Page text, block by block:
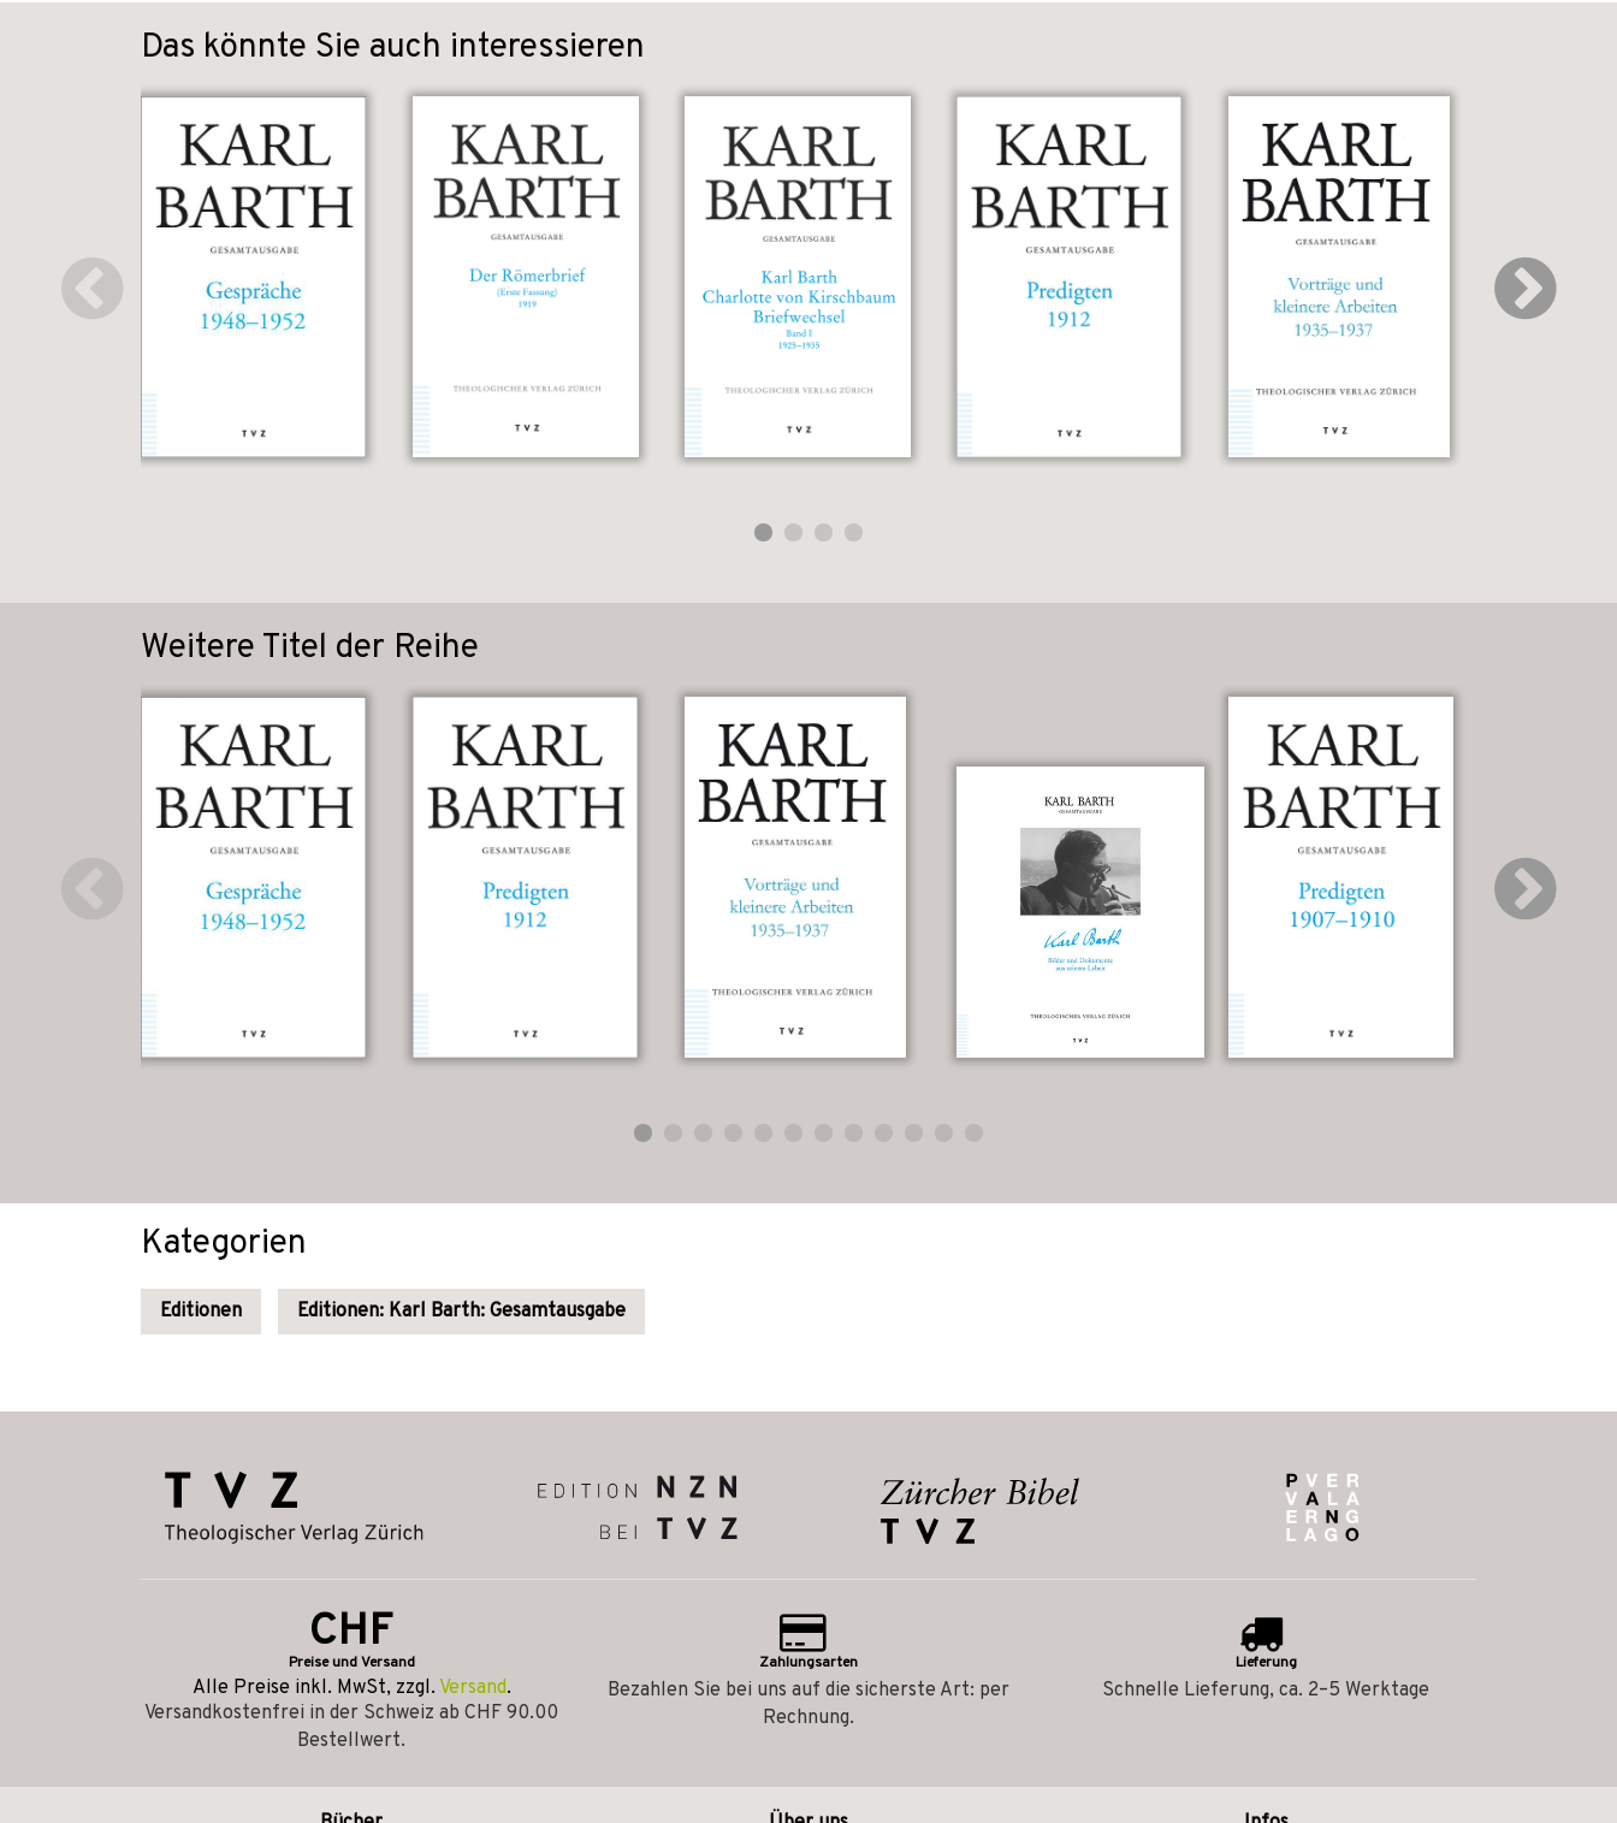
Das könnte Sie auch interessieren
Weitere Titel der Reihe
Kategorien
Editionen Editionen: Karl Barth: Gesamtausgabe
CHF
Preise und Versand
Alle Preise inkl. MwSt, zzgl. Versand.
Versandkostenfrei in der Schweiz ab CHF 90.00
Bestellwert.
Zahlungsarten
Bezahlen Sie bei uns auf die sicherste Art: per
Rechnung.
Lieferung
Schnelle Lieferung, ca. 2–5 Werktage